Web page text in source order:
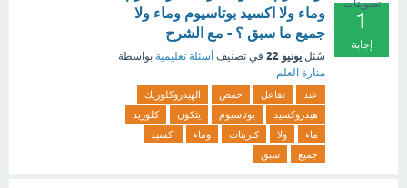
تصويتات
1
إجابة
وماء ولا اكسيد بوتاسيوم وماء ولا
جميع ما سبق ؟ - مع الشرح
سُئل يونيو 22 في تصنيف أسئلة تعليمية بواسطة
منارة العلم
عند تفاعل حمض
الهيدروكلوريك
هيدروكسيد
بوتاسيوم يتكون
كلوريد
ماء
ولا كبريتات وماء
اكسيد
جميع
سبق